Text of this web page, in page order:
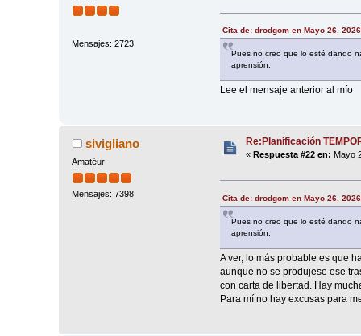
Mensajes: 2723
Cita de: drodgom en Mayo 26,
Pues no creo que lo esté dando
aprensión.
Lee el mensaje anterior al mío
sivigliano
Amatéur
Mensajes: 7398
Re:Planificación
« Respuesta #22 en: Mayo
Cita de: drodgom en Mayo 26,
Pues no creo que lo esté dando
aprensión.
A ver, lo más probable es que
aunque no se produjese ese
con carta de libertad. Hay
Para mí no hay excusas para